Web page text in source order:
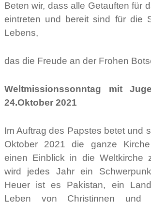
Beten wir, dass alle Getauften für
eintreten und bereit sind für die
Lebens,
das die Freude an der Frohen
Weltmissionssonntag mit
24.Oktober 2021
Im Auftrag des Papstes betet und
Oktober 2021 die ganze
einen Einblick in die Weltkirche
wird jedes Jahr ein
Heuer ist es Pakistan, ein
Leben von Christinnen und